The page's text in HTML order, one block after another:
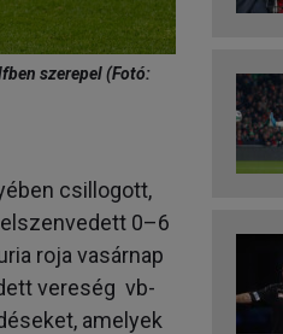
szerepel (Fotó:
csillogott,
0­­–6
roja vasárnap
vereség vb-
amelyek